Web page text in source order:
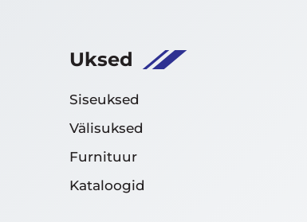
Uksed
Siseuksed
Välisuksed
Furnituur
Kataloogid